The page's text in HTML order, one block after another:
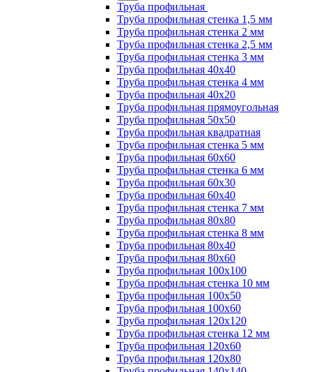
Труба профильная
Труба профильная стенка 1,5 мм
Труба профильная стенка 2 мм
Труба профильная стенка 2,5 мм
Труба профильная стенка 3 мм
Труба профильная 40х40
Труба профильная стенка 4 мм
Труба профильная 40х20
Труба профильная прямоугольная
Труба профильная 50х50
Труба профильная квадратная
Труба профильная стенка 5 мм
Труба профильная 60х60
Труба профильная стенка 6 мм
Труба профильная 60х30
Труба профильная 60х40
Труба профильная стенка 7 мм
Труба профильная 80х80
Труба профильная стенка 8 мм
Труба профильная 80х40
Труба профильная 80х60
Труба профильная 100х100
Труба профильная стенка 10 мм
Труба профильная 100х50
Труба профильная 100х60
Труба профильная 120х120
Труба профильная стенка 12 мм
Труба профильная 120х60
Труба профильная 120х80